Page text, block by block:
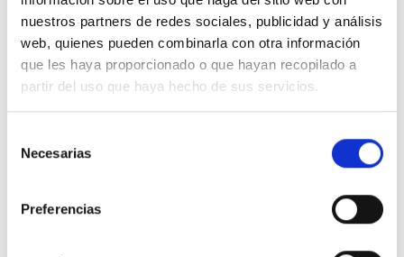
nuestros partners de redes sociales, publicidad y análisis
web, quienes pueden combinarla con otra información
que les haya proporcionado o que hayan recopilado a
partir del uso que haya hecho de sus servicios.
Necesarias
Preferencias
Indústria Antifricció
Indústria Electrònica
Jet Dispensing
Reparació I Retreball